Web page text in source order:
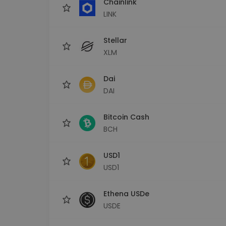
LINK
Stellar
XLM
Dai
DAI
Bitcoin Cash
BCH
USD1
USD1
Ethena USDe
USDE